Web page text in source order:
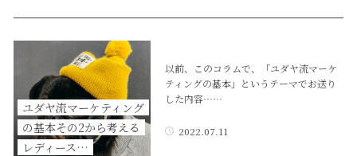
ユダヤ流マーケティング
の基本その2から考える
レディース…
以前、このコラムで、「ユダヤ流マーケ
ティングの基本」というテーマでお送り
した内容……
2022.07.11